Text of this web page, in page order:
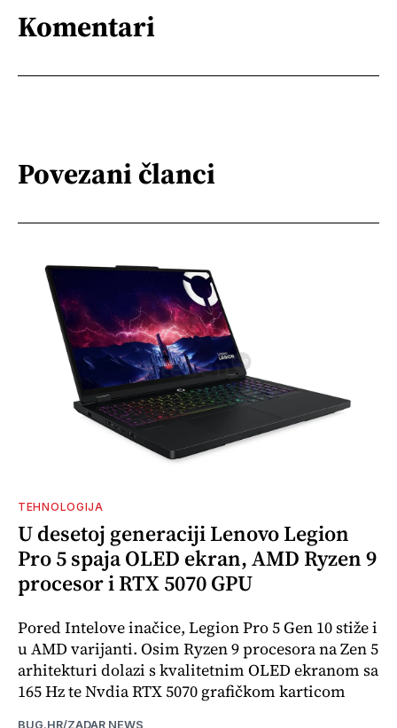
Komentari
Povezani članci
TEHNOLOGIJA
U desetoj generaciji Lenovo Legion
Pro 5 spaja OLED ekran, AMD Ryzen 9
procesor i RTX 5070 GPU
Pored Intelove inačice, Legion Pro 5 Gen 10 stiže i
u AMD varijanti. Osim Ryzen 9 procesora na Zen 5
arhitekturi dolazi s kvalitetnim OLED ekranom sa
165 Hz te Nvdia RTX 5070 grafičkom karticom
BUG.HR/ZADAR NEWS